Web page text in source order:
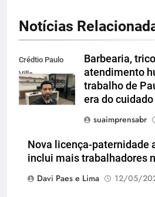
Notícias
Crédtio Paulo
Villa
Barbearia,
atendimento
trabalho de
era do
suaimprensabr
Nova licença-paternidade
inclui mais trabalhadores
Davi Paes e Lima
12/05/